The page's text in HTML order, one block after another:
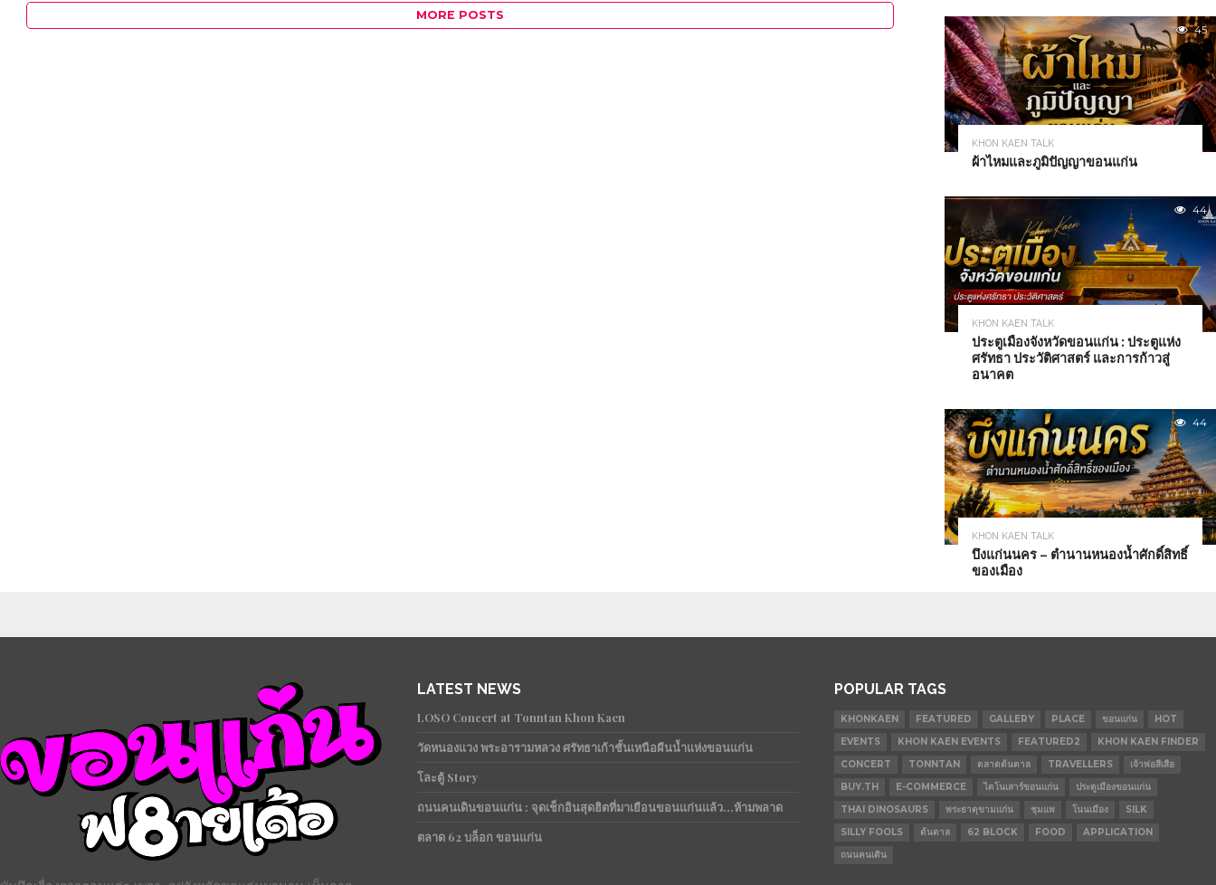
จังหวัดแห่งนี้ยังเป็นที่ตั้งของหนึ่งในแหล่ง
โบราณคดีที่สำคัญที่สุดของประเทศไทย นั่นคือ
MORE POSTS
45
KHON KAEN TALK
ผ้าไหมและภูมิปัญญาขอนแก่น
44
KHON KAEN TALK
ประตูเมืองจังหวัดขอนแก่น : ประตูแห่ง
ศรัทธา ประวัติศาสตร์ และการก้าวสู่
อนาคต
44
KHON KAEN TALK
บึงแก่นนคร – ตำนานหนองน้ำศักดิ์สิทธิ์
ของเมือง
LATEST NEWS
LOSO Concert at Tonntan Khon Kaen
วัดหนองแวง พระอารามหลวง ศรัทธาเก้าชั้นเหนือผืนน้ำแห่งขอนแก่น
โละตู้ Story
ถนนคนเดินขอนแก่น : จุดเช็กอินสุดฮิตที่มาเยือนขอนแก่นแล้ว…ห้ามพลาด
ตลาด 62 บล็อก ขอนแก่น
POPULAR TAGS
KHONKAEN FEATURED GALLERY PLACE ขอนแก่น
HOT
EVENTS
KHON KAEN EVENTS FEATURED2
KHON KAEN FINDER
CONCERT
TONNTAN ตลาดต้นตาล TRAVELLERS
เจ้าพ่อสีเสือ
BUY.TH
E-COMMERCE ไดโนเสาร์ขอนแก่น
ประตูเมืองขอนแก่น
THAI DINOSAURS
พระธาตุขามแก่น ชุมแพ โนนเมือง
SILK
SILLY FOOLS
ต้นตาล 62 BLOCK FOOD
APPLICATION
ถนนคนเดิน